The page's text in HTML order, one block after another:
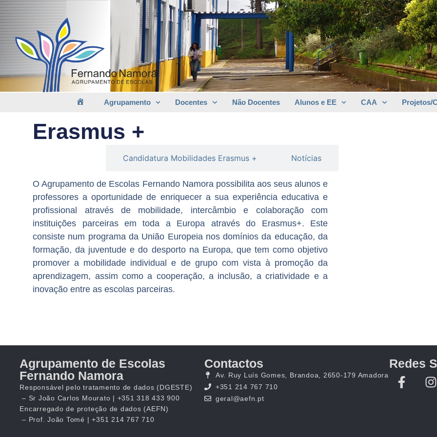
Agrupamento Docentes Não Docentes Alunos e EE CAA Projetos/
Erasmus +
Candidatura Mobilidades Erasmus + Notícias
O Agrupamento de Escolas Fernando Namora possibilita aos seus alunos e
professores a oportunidade de enriquecer a sua experiência educativa e
profissional através de mobilidade, intercâmbio e colaboração com
instituições parceiras em toda a Europa através do Erasmus+. Este
consiste num programa da União Europeia nos domínios da educação, da
formação, da juventude e do desporto na Europa, que tem como objetivo
promover a mobilidade individual e de grupo com vista à promoção da
aprendizagem, assim como a cooperação, a inclusão, a criatividade e a
inovação entre as escolas parceiras.
Agrupamento de Escolas
Fernando Namora
Responsável pelo tratamento de dados (DGESTE)
– Sr João Carlos Mourato | +351 318 433 900
Encarregado de proteção de dados (AEFN)
– Prof. João Tomé | +351 214 767 710
Contactos
Av. Ruy Luís Gomes, Brandoa, 2650-179 Amadora
+351 214 767 710
geral@aefn.pt
Redes